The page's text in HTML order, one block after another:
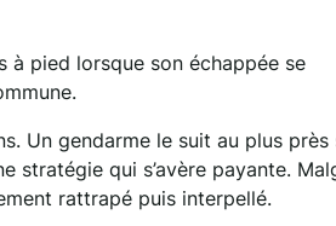
à pied lorsque son échappée se
Un gendarme le suit au plus près
stratégie qui s’avère payante.
rattrapé puis interpellé.